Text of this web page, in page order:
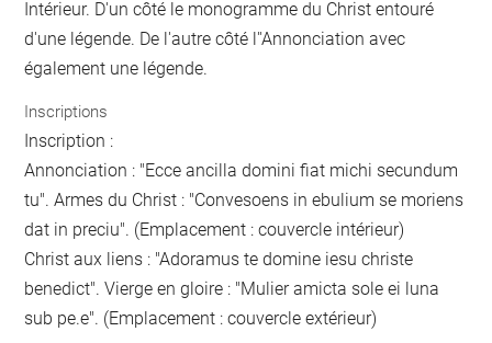
Intérieur. D'un côté le monogramme du Christ entouré
d'une légende. De l'autre côté l''Annonciation avec
également une légende.
Inscriptions
Inscription :
Annonciation : "Ecce ancilla domini fiat michi secundum
tu". Armes du Christ : "Convesoens in ebulium se moriens
dat in preciu". (Emplacement : couvercle intérieur)
Christ aux liens : "Adoramus te domine iesu christe
benedict". Vierge en gloire : "Mulier amicta sole ei luna
sub pe.e". (Emplacement : couvercle extérieur)